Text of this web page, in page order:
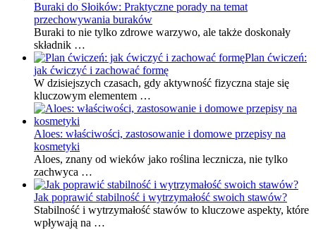
Buraki do Słoików: Praktyczne porady na temat
przechowywania buraków
Buraki to nie tylko zdrowe warzywo, ale także doskonały
składnik …
Plan ćwiczeń:
jak ćwiczyć i zachować formę
W dzisiejszych czasach, gdy aktywność fizyczna staje się
kluczowym elementem …
Aloes: właściwości, zastosowanie i domowe przepisy na
kosmetyki
Aloes, znany od wieków jako roślina lecznicza, nie tylko
zachwyca …
Jak poprawić stabilność i wytrzymałość swoich stawów?
Stabilność i wytrzymałość stawów to kluczowe aspekty, które
wpływają na …